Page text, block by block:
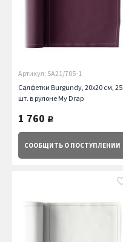
Артикул: SA21/705-1
Салфетки Burgundy, 20х20 см, 25
шт. в рулоне My Drap
1 760 руб.
СООБЩИТЬ О ПОСТУПЛЕНИИ